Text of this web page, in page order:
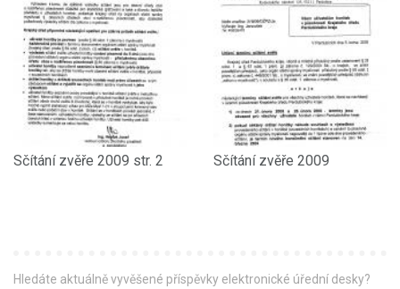
Sčítání zvěře 2009 str. 2 Sčítání zvěře 2009
Hledáte aktuálně vyvěšené příspěvky elektronické úřední desky?